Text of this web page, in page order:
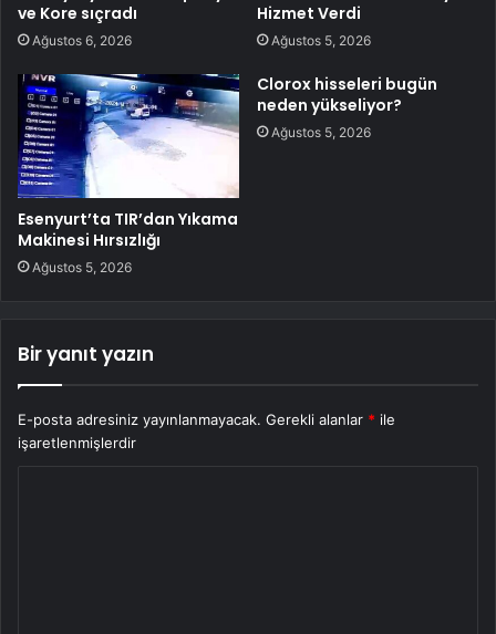
ve Kore sıçradı
Ağustos 6, 2026
Hizmet Verdi
Ağustos 5, 2026
Esenyurt’ta TIR’dan Yıkama
Makinesi Hırsızlığı
Ağustos 5, 2026
Clorox hisseleri bugün
neden yükseliyor?
Ağustos 5, 2026
Bir yanıt yazın
E-posta adresiniz yayınlanmayacak. Gerekli alanlar * ile
işaretlenmişlerdir